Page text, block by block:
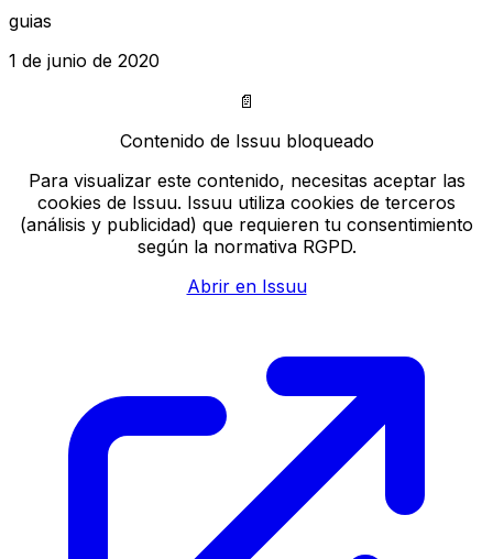
guias
1 de junio de 2020
📄
Contenido de Issuu bloqueado
Para visualizar este contenido, necesitas aceptar las
cookies de Issuu. Issuu utiliza cookies de terceros
(análisis y publicidad) que requieren tu consentimiento
según la normativa RGPD.
Abrir en Issuu